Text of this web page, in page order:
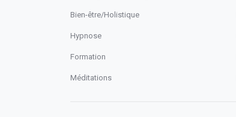
Bien-être/Holistique
Hypnose
Formation
Méditations